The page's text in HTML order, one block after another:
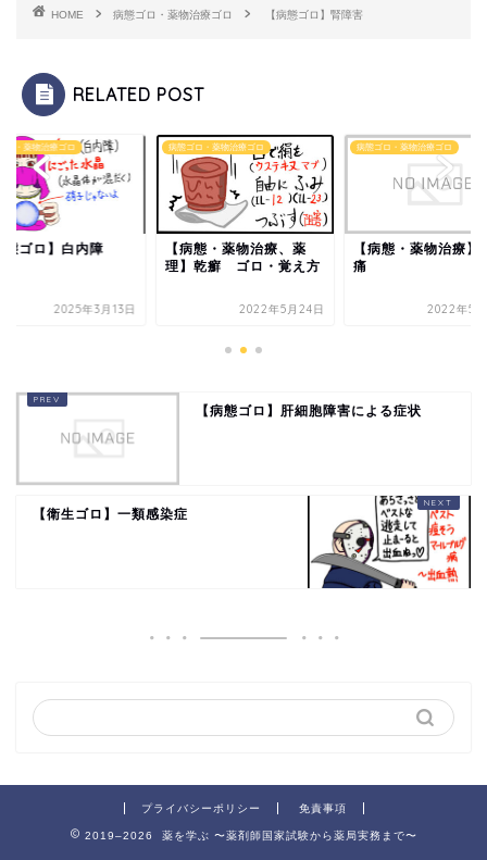
HOME 病態ゴロ・薬物治療ゴロ 【病態ゴロ】腎障害
RELATED POST
ロ・薬物治療ゴロ
態ゴロ】白内障
2025年3月13日
病態ゴロ・薬物治療ゴロ
【病態・薬物治療、薬
理】乾癬 ゴロ・覚え方
2022年5月24日
病態ゴロ・薬物治療ゴロ
【病態・薬物治療】
痛
2022年5
【病態ゴロ】肝細胞障害による症状
【衛生ゴロ】一類感染症
プライバシーポリシー 免責事項
2019–2026 薬を学ぶ 〜薬剤師国家試験から薬局実務まで〜